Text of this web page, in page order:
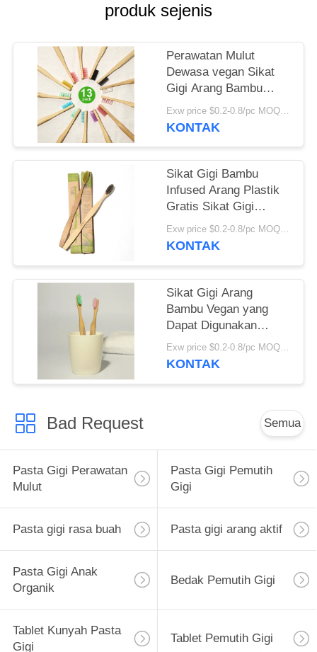
produk sejenis
Perawatan Mulut
Dewasa vegan Sikat
Gigi Arang Bambu
Warna Campuran
Exw price $0.2-0.8/pc MOQ:100 PCS
KONTAK
Sikat Gigi Bambu
Infused Arang Plastik
Gratis Sikat Gigi
Bambu Bulat yang
Dapat Didaur Ulang
Exw price $0.2-0.8/pc MOQ:100 PCS
KONTAK
Sikat Gigi Arang
Bambu Vegan yang
Dapat Digunakan
Kembali, Bulu Nilon
Bebas BPA Lembut
Exw price $0.2-0.8/pc MOQ:100 PCS
KONTAK
Bad Request Semua
Pasta Gigi Perawatan
Mulut
Pasta Gigi Pemutih
Gigi
Pasta gigi rasa buah Pasta gigi arang aktif
Pasta Gigi Anak
Organik
Bedak Pemutih Gigi
Tablet Kunyah Pasta
Gigi
Tablet Pemutih Gigi